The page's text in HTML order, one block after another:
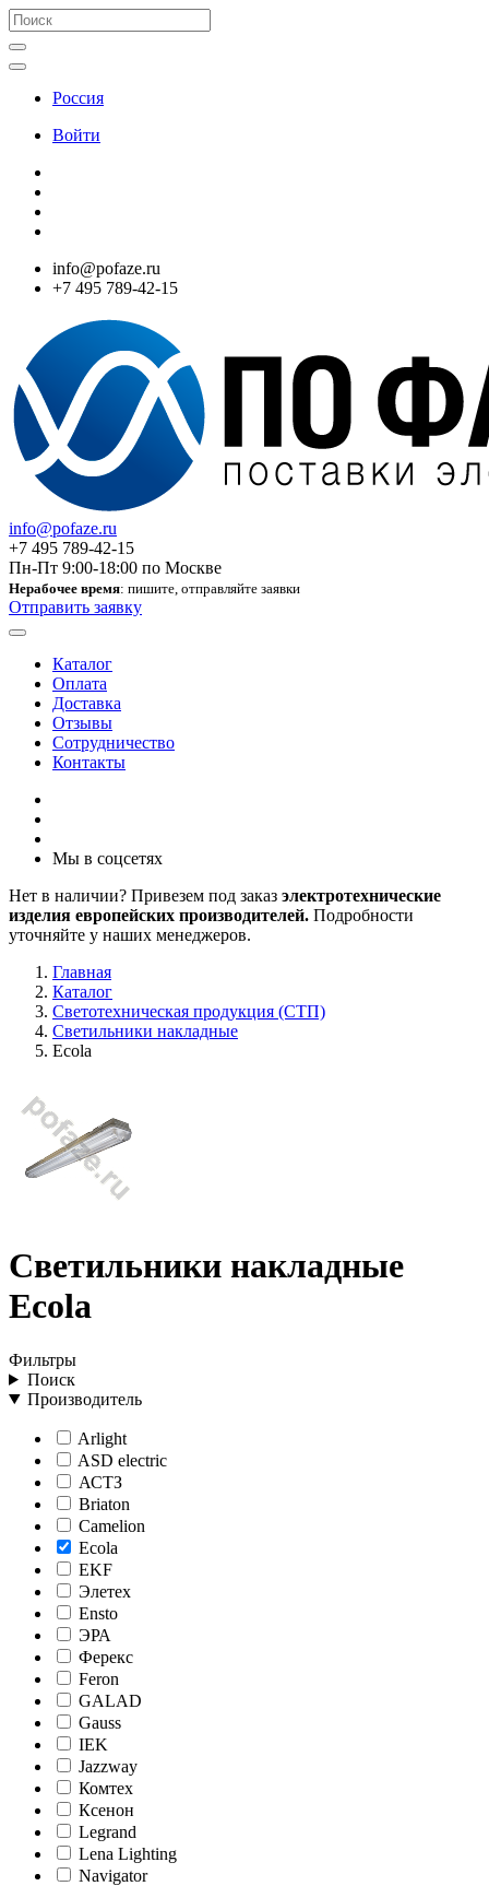
Россия
Войти
info@pofaze.ru
+7 495 789-42-15
info@pofaze.ru
+7 495 789-42-15
Пн-Пт 9:00-18:00 по Москве
Нерабочее время: пишите, отправляйте заявки
Отправить заявку
Каталог
Оплата
Доставка
Отзывы
Сотрудничество
Контакты
Мы в соцсетях
Нет в наличии? Привезем под заказ электротехнические
изделия европейских производителей. Подробности
уточняйте у наших менеджеров.
Главная
Каталог
Светотехническая продукция (СТП)
Светильники накладные
Ecola
Светильники накладные
Ecola
Фильтры
Поиск
Производитель
Arlight
ASD electric
АСТЗ
Briaton
Camelion
Ecola
EKF
Элетех
Ensto
ЭРА
Ферекс
Feron
GALAD
Gauss
IEK
Jazzway
Комтех
Ксенон
Legrand
Lena Lighting
Navigator